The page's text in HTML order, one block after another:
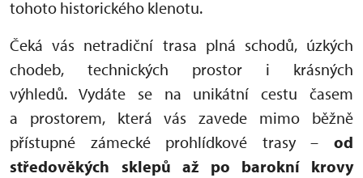
tohoto historického klenotu.
Čeká vás netradiční trasa plná schodů, úzkých
chodeb, technických prostor i krásných
výhledů. Vydáte se na unikátní cestu časem
a prostorem, která vás zavede mimo běžně
přístupné zámecké prohlídkové trasy – od
středověkých sklepů až po barokní krovy